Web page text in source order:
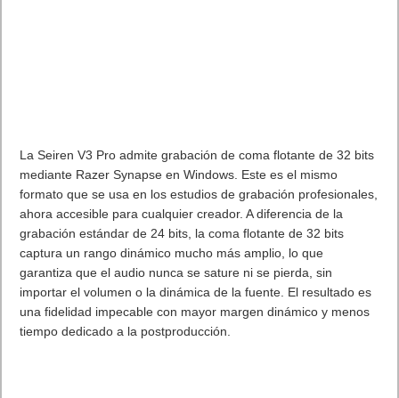
La Seiren V3 Pro admite grabación de coma flotante de 32 bits
mediante Razer Synapse en Windows. Este es el mismo
formato que se usa en los estudios de grabación profesionales,
ahora accesible para cualquier creador. A diferencia de la
grabación estándar de 24 bits, la coma flotante de 32 bits
captura un rango dinámico mucho más amplio, lo que
garantiza que el audio nunca se sature ni se pierda, sin
importar el volumen o la dinámica de la fuente. El resultado es
una fidelidad impecable con mayor margen dinámico y menos
tiempo dedicado a la postproducción.